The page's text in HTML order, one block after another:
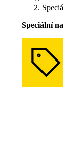
Speciální